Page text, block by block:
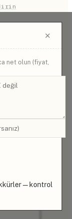
×
net olun (fiyat,
— kontrol